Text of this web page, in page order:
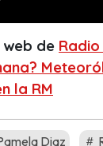
web de Radio
la RM
Diaz